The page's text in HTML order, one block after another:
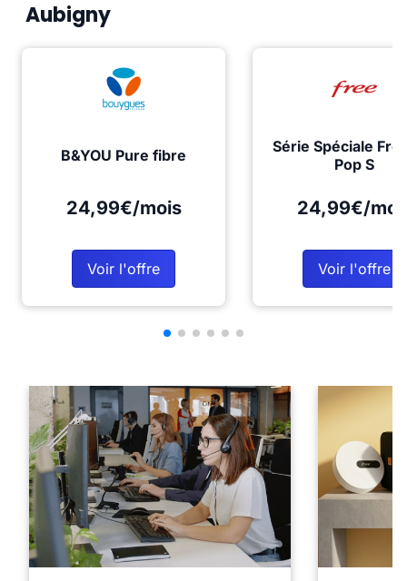
Aubigny
B&YOU Pure fibre
24,99€/mois
Voir l'offre
Série Spéciale
Pop S
24,99€/
Voir l'offre